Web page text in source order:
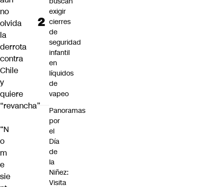
no
olvida
la
derrota
contra
Chile
y
quiere
“revancha”
“N
o
m
e
sie
exigir
cierres
de
seguridad
infantil
en
líquidos
de
vapeo
Panoramas
por
el
Día
de
la
Niñez:
Visita